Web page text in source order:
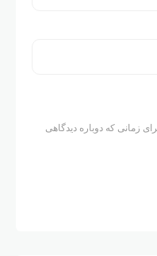
زمانی که دوباره دیدگاهی